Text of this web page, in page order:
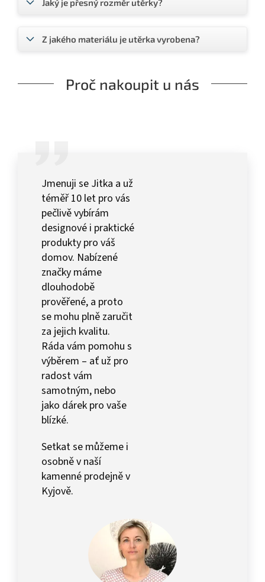
Jaký je přesný rozměr utěrky?
Z jakého materiálu je utěrka vyrobena?
Proč nakoupit u nás
Jmenuji se Jitka a už
téměř 10 let pro vás
pečlivě vybírám
designové i praktické
produkty pro váš
domov. Nabízené
značky máme
dlouhodobě
prověřené, a proto
se mohu plně zaručit
za jejich kvalitu.
Ráda vám pomohu s
výběrem – ať už pro
radost vám
samotným, nebo
jako dárek pro vaše
blízké.
Setkat se můžeme i
osobně v naší
kamenné prodejně v
Kyjově.